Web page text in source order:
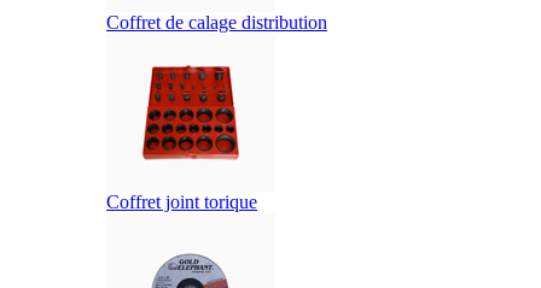
Coffret de calage distribution
Coffret joint torique